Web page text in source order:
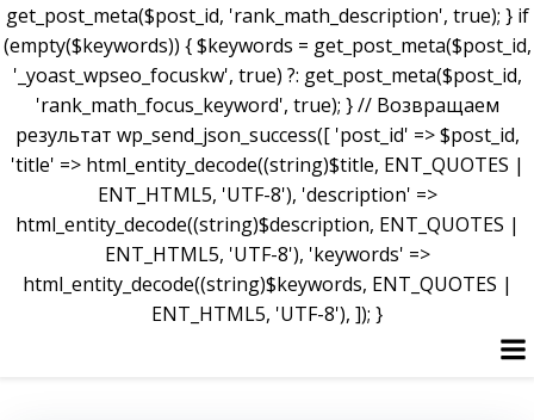
get_post_meta($post_id, 'rank_math_description', true); } if
(empty($keywords)) { $keywords = get_post_meta($post_id,
'_yoast_wpseo_focuskw', true) ?: get_post_meta($post_id,
'rank_math_focus_keyword', true); } // Возвращаем
результат wp_send_json_success([ 'post_id' => $post_id,
'title' => html_entity_decode((string)$title, ENT_QUOTES |
ENT_HTML5, 'UTF-8'), 'description' =>
html_entity_decode((string)$description, ENT_QUOTES |
ENT_HTML5, 'UTF-8'), 'keywords' =>
html_entity_decode((string)$keywords, ENT_QUOTES |
ENT_HTML5, 'UTF-8'), ]); }